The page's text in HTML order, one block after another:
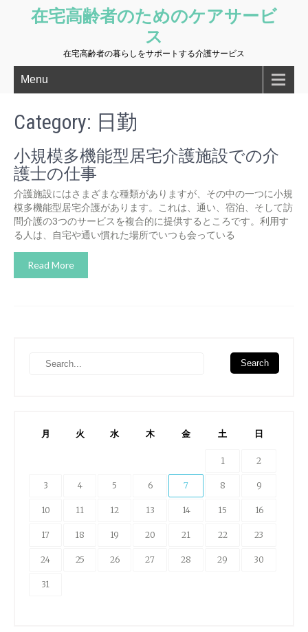
在宅高齢者のためのケアサービ
ス
在宅高齢者の暮らしをサポートする介護サービス
Menu
Category: 日勤
小規模多機能型居宅介護施設での介
護士の仕事
介護施設にはさまざまな種類がありますが、その中の一つに小規
模多機能型居宅介護があります。これは、通い、宿泊、そして訪
問介護の3つのサービスを複合的に提供するところです。利用す
る人は、自宅や通い慣れた場所でいつも会っている
Read More
月 火 水 木 金 土 日
1 2
3 4 5 6 7 8 9
10 11 12 13 14 15 16
17 18 19 20 21 22 23
24 25 26 27 28 29 30
31